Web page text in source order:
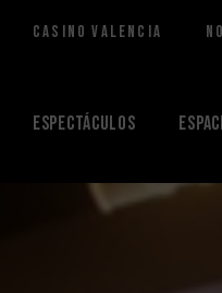
contenido
Casino Valencia
Espectáculos